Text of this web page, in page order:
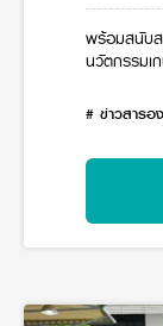
คูโบต้าร่วมมือเก
โครงการเกษตรแ
เอกสารดาวน์โห
คูโบต้าแฟมิลี่
พร้อมสนับส
นวัตกรรมเ
# ข่าวสารอ